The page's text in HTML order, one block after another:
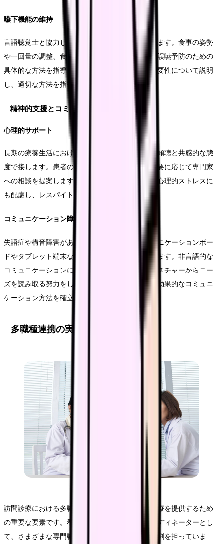
嚥下機能の維持
言語聴覚士と協力して、安全な経口摂取を支援します。食事の姿勢
や一回量の調整、食材の形態や温度の工夫など、誤嚥予防のための
具体的な方法を指導します。また、口腔ケアの重要性について説明
し、適切な方法を指導します。
精神的支援とコミュニケーション
心理的サポート
長期の療養生活における不安や孤独感に対して、傾聴と共感的な態
度で接します。患者の思いを受け止めながら、必要に応じて専門家
への相談を提案します。また、家族の介護負担や心理的ストレスに
も配慮し、レスパイトケアの利用を提案します。
コミュニケーション障害への対応
失語症や構音障害がある患者に対しては、コミュニケーションボー
ドやタブレット端末など、適切なツールを活用します。非言語的な
コミュニケーションにも注意を払い、表情やジェスチャーからニー
ズを読み取る努力をします。家族とも協力して、効果的なコミュニ
ケーション方法を確立します。
多職種連携の実践
訪問診療における多職種連携は、質の高い在宅医療を提供するため
の重要な要素です。看護師は多職種チームのコーディネーターとし
て、さまざまな専門職との効果的な連携を図る役割を担っていま